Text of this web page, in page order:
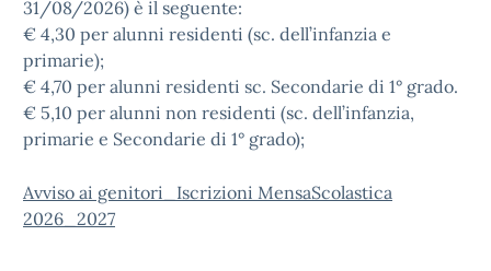
31/08/2026) è il seguente:
€ 4,30 per alunni residenti (sc. dell’infanzia e
primarie);
€ 4,70 per alunni residenti sc. Secondarie di 1° grado.
€ 5,10 per alunni non residenti (sc. dell’infanzia,
primarie e Secondarie di 1° grado);
Avviso ai genitori_Iscrizioni MensaScolastica
2026_2027